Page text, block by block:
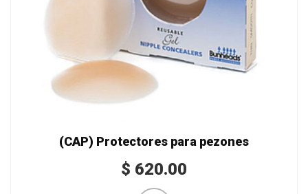
(CAP) Protectores para pezones
$ 620.00